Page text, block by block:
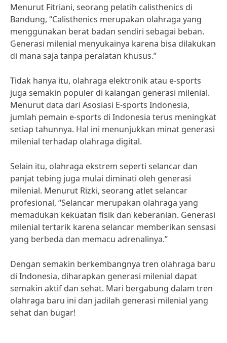
Menurut Fitriani, seorang pelatih calisthenics di
Bandung, “Calisthenics merupakan olahraga yang
menggunakan berat badan sendiri sebagai beban.
Generasi milenial menyukainya karena bisa dilakukan
di mana saja tanpa peralatan khusus.”
Tidak hanya itu, olahraga elektronik atau e-sports
juga semakin populer di kalangan generasi milenial.
Menurut data dari Asosiasi E-sports Indonesia,
jumlah pemain e-sports di Indonesia terus meningkat
setiap tahunnya. Hal ini menunjukkan minat generasi
milenial terhadap olahraga digital.
Selain itu, olahraga ekstrem seperti selancar dan
panjat tebing juga mulai diminati oleh generasi
milenial. Menurut Rizki, seorang atlet selancar
profesional, “Selancar merupakan olahraga yang
memadukan kekuatan fisik dan keberanian. Generasi
milenial tertarik karena selancar memberikan sensasi
yang berbeda dan memacu adrenalinya.”
Dengan semakin berkembangnya tren olahraga baru
di Indonesia, diharapkan generasi milenial dapat
semakin aktif dan sehat. Mari bergabung dalam tren
olahraga baru ini dan jadilah generasi milenial yang
sehat dan bugar!